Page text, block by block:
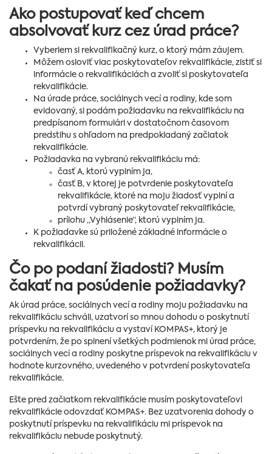
Ako postupovať keď chcem
absolvovať kurz cez úrad práce?
Vyberiem si rekvalifikačný kurz, o ktorý mám záujem.
Môžem osloviť viac poskytovateľov rekvalifikácie, zistiť si
informácie o rekvalifikáciách a zvoliť si poskytovateľa
rekvalifikácie.
Na úrade práce, sociálnych vecí a rodiny, kde som
evidovaný, si podám požiadavku na rekvalifikáciu na
predpísanom formulári v dostatočnom časovom
predstihu s ohľadom na predpokladaný začiatok
rekvalifikácie.
Požiadavka na vybranú rekvalifikáciu má:
časť A, ktorú vyplním ja,
časť B, v ktorej je potvrdenie poskytovateľa
rekvalifikácie, ktoré na moju žiadosť vyplní a
potvrdí vybraný poskytovateľ rekvalifikácie,
prílohu „Vyhlásenie“, ktorú vyplním ja.
K požiadavke sú priložené základné informácie o
rekvalifikácii.
Čo po podaní žiadosti? Musím
čakať na posúdenie požiadavky?
Ak úrad práce, sociálnych vecí a rodiny moju požiadavku na
rekvalifikáciu schváli, uzatvorí so mnou dohodu o poskytnutí
príspevku na rekvalifikáciu a vystaví KOMPAS+, ktorý je
potvrdením, že po splnení všetkých podmienok mi úrad práce,
sociálnych vecí a rodiny poskytne príspevok na rekvalifikáciu v
hodnote kurzovného, uvedeného v potvrdení poskytovateľa
rekvalifikácie.
Ešte pred začiatkom rekvalifikácie musím poskytovateľovi
rekvalifikácie odovzdať KOMPAS+. Bez uzatvorenia dohody o
poskytnutí príspevku na rekvalifikáciu mi príspevok na
rekvalifikáciu nebude poskytnutý.